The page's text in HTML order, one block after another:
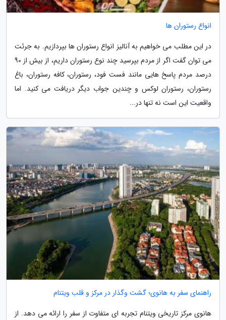
انواع رستوران ها
در این مطلب می خواهیم به آنالیز انواع رستوران ها بپردازیم. به جرئت
می توان گفت اگر از مردم بپرسید چند نوع رستوران داریم، از بیش از 90
درصد مردم پاسخ هایی مانند فست فود، رستوران، کافه رستوران، باغ
رستوران، رستوران لوکس و چندین جواب دیگر دریافت می کنید. اما
واقعیت این است نه تنها در...
راهنمای سفر به هانوی؛ گشت وگذار در مرکز و قلب ویتنام
هانوی مرکز تاریخی ویتنام تجربه ای متفاوت از سفر را ارائه می دهد. از